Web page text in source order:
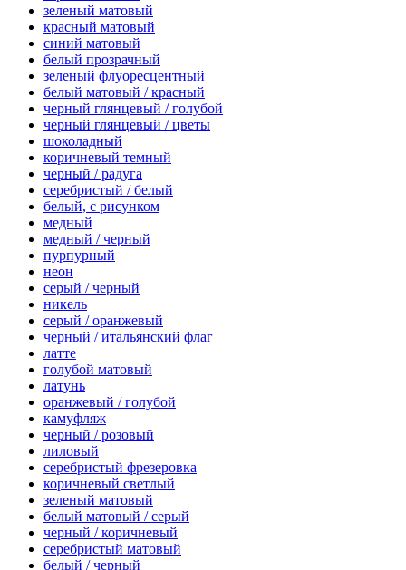
зеленый матовый
красный матовый
синий матовый
белый прозрачный
зеленый флуоресцентный
белый матовый / красный
черный глянцевый / голубой
черный глянцевый / цветы
шоколадный
коричневый темный
черный / радуга
серебристый / белый
белый, с рисунком
медный
медный / черный
пурпурный
неон
серый / черный
никель
серый / оранжевый
черный / итальянский флаг
латте
голубой матовый
латунь
оранжевый / голубой
камуфляж
черный / розовый
лиловый
серебристый фрезеровка
коричневый светлый
зеленый матовый
белый матовый / серый
черный / коричневый
серебристый матовый
белый / черный